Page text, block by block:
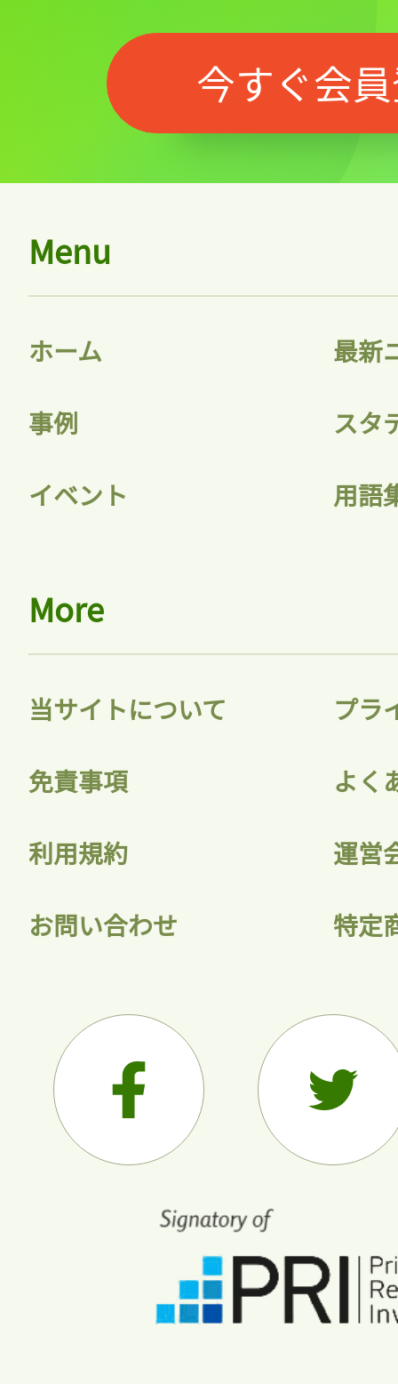
今すぐ会
Menu
ホーム 最新
事例 スタ
イベント 用語
More
当サイトについて プラ
免責事項 よく
利用規約 運営
お問い合わせ 特定